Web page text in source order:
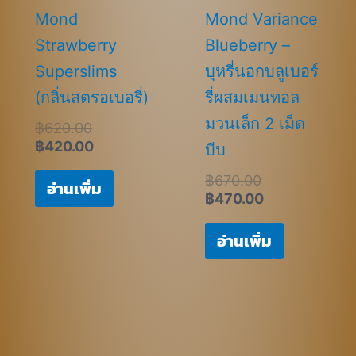
Mond
Strawberry
Superslims
(กลิ่นสตรอเบอรี่)
฿620.00
฿420.00
อ่านเพิ่ม
Mond Variance
Blueberry –
บุหรี่นอกบลูเบอร์
รี่ผสมเมนทอล
มวนเล็ก 2 เม็ด
บีบ
฿670.00
฿470.00
อ่านเพิ่ม